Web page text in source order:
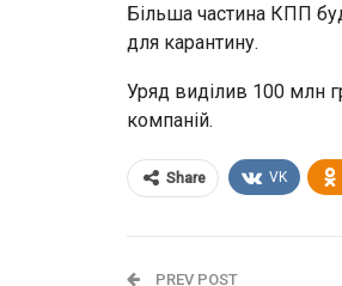
Більша частина КПП
для карантину.
Уряд виділив 100 млн
компаній.
Share VK
PREV POST